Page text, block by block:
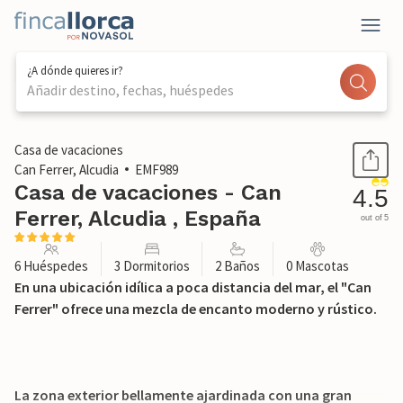
¿A dónde quieres ir?
Añadir destino, fechas, huéspedes
1 / 47
Casa de vacaciones
Can Ferrer, Alcudia
EMF989
Casa de vacaciones - Can
Ferrer, Alcudia , España
4.5
out of 5
6 Huéspedes 3 Dormitorios 2 Baños 0 Mascotas
En una ubicación idílica a poca distancia del mar, el "Can
Ferrer" ofrece una mezcla de encanto moderno y rústico.
La zona exterior bellamente ajardinada con una gran